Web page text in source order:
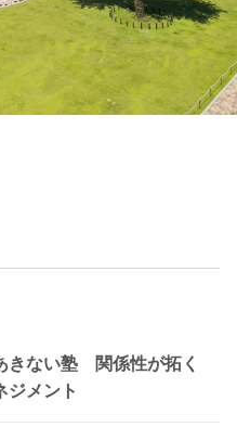
きない塾 関係性が拓く
ジメント